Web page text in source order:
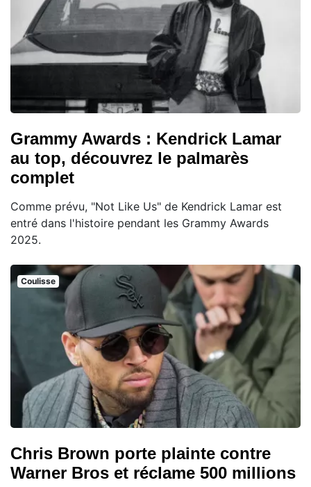
Grammy Awards : Kendrick Lamar
au top, découvrez le palmarès
complet
Comme prévu, "Not Like Us" de Kendrick Lamar est
entré dans l'histoire pendant les Grammy Awards
2025.
Coulisse
Chris Brown porte plainte contre
Warner Bros et réclame 500 millions